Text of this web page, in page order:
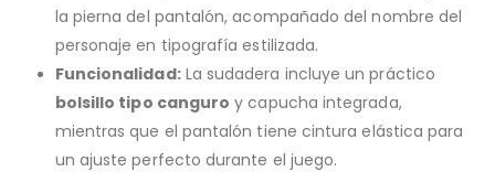
la pierna del pantalón, acompañado del nombre del
personaje en tipografía estilizada.
Funcionalidad:La sudadera incluye un práctico
bolsillo tipo canguro y capucha integrada,
mientras que el pantalón tiene cintura elástica para
un ajuste perfecto durante el juego.